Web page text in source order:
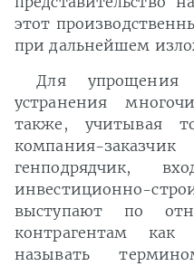
этот
при дальнейшем
Для упрощения
устранения
также, учитывая
компания-
генподрядчик,
инвестиционно-
выступают по
контрагентам
называть